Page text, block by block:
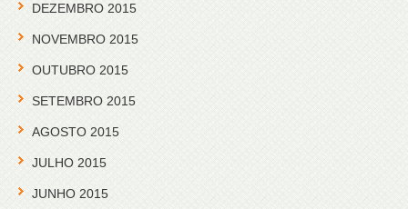
DEZEMBRO 2015
NOVEMBRO 2015
OUTUBRO 2015
SETEMBRO 2015
AGOSTO 2015
JULHO 2015
JUNHO 2015